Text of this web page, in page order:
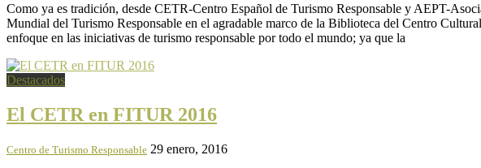
Como ya es tradición, desde CETR-Centro Español de Turismo Responsable y AEPT-
Mundial del Turismo Responsable en el agradable marco de la Biblioteca del Centro
enfoque en las iniciativas de turismo responsable por todo el mundo; ya que la
Destacados
El CETR en FITUR 2016
Centro de Turismo Responsable 29 enero, 2016